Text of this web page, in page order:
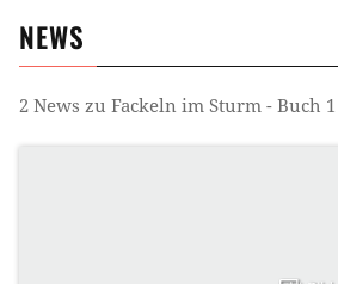
NEWS
2 News zu Fackeln im Sturm - Buch 1